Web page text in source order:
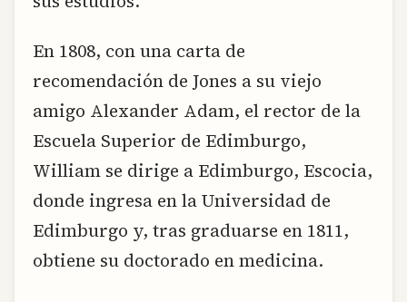
En 1808, con una carta de
recomendación de Jones a su viejo
amigo Alexander Adam, el rector de la
Escuela Superior de Edimburgo,
William se dirige a Edimburgo, Escocia,
donde ingresa en la Universidad de
Edimburgo y, tras graduarse en 1811,
obtiene su doctorado en medicina.